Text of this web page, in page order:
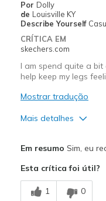
Sizing
View On Shoes
Por Dolly
de Louisville KY
Describe Yourself
CRÍTICA EM
skechers.com
I am spend quite a
help keep my legs
Mostrar tradução
Mais detalhes
Breathe Well
Em resumo Sim, eu
Esta crítica foi útil?
1 0